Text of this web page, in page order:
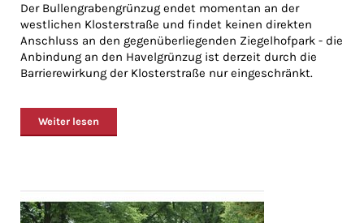
Der Bullengrabengrünzug endet momentan an der
westlichen Klosterstraße und findet keinen direkten
Anschluss an den gegenüberliegenden Ziegelhofpark - die
Anbindung an den Havelgrünzug ist derzeit durch die
Barrierewirkung der Klosterstraße nur eingeschränkt.
Weiter lesen